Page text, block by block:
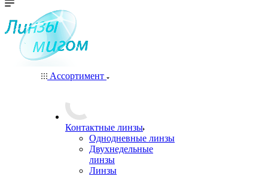
Ассортимент
Контактные линзы
Однодневные линзы
Двухнедельные
линзы
Линзы